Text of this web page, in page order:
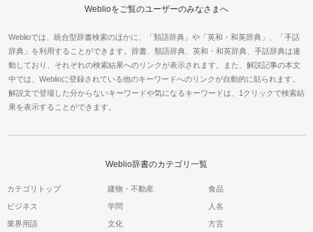
Weblioをご覧のユーザーのみなさまへ
Weblioでは、統合型辞書検索のほかに、「類語辞典」や「英和・和英辞典」、「手話
辞典」を利用することができます。辞書、類語辞典、英和・和英辞典、手話辞典は連
動しており、それぞれの検索結果へのリンクが表示されます。また、解説記事の本文
中では、Weblioに登録されている他のキーワードへのリンクが自動的に貼られます。
解説文で登場した分からないキーワードや気になるキーワードは、1クリックで検索結
果を表示することができます。
Weblio辞書のカテゴリ一覧
カテゴリトップ 建物・不動産 食品
ビジネス 学問 人名
業界用語 文化 方言